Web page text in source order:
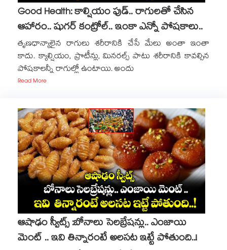
Good Health: కాల్షియం ఫుడ్.. రాగులతో చేసిన
ఆహారం.. షుగర్ కంట్రోల్.. ఇంకా ఎన్నో పోషకాలు..
తృణధాన్యాలైన రాగులు శరీరానికి చేసే మేలు అంతా ఇంతా
కాదు. క్యాల్షియం, ప్రొటీన్లు, మినరల్స్ పాటు శరీరానికి కావల్సిన
పోషకాలన్నీ రాగుల్లో ఉంటాయి. అందు
Read More
ఆషాఢం స్వీట్స్ :బోనాలు సెలబ్రేషన్లు.. ఎంజాయి
మెంట్ .. ఇవి తిన్నారంటే అలసట ఇట్టే పోతుంది..!